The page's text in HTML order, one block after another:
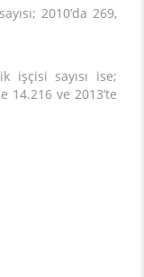
2010’da 269,
işçisi sayısı ise;
14.216 ve 2013’te